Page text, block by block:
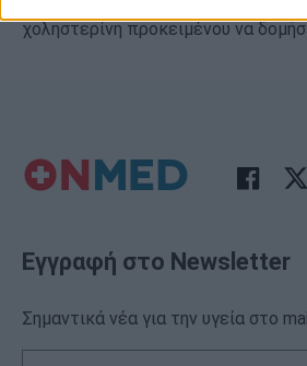
χοληστερίνη προκειμένου να
Εγγραφή στο Newsletter
Σημαντικά νέα για την υγεία στο